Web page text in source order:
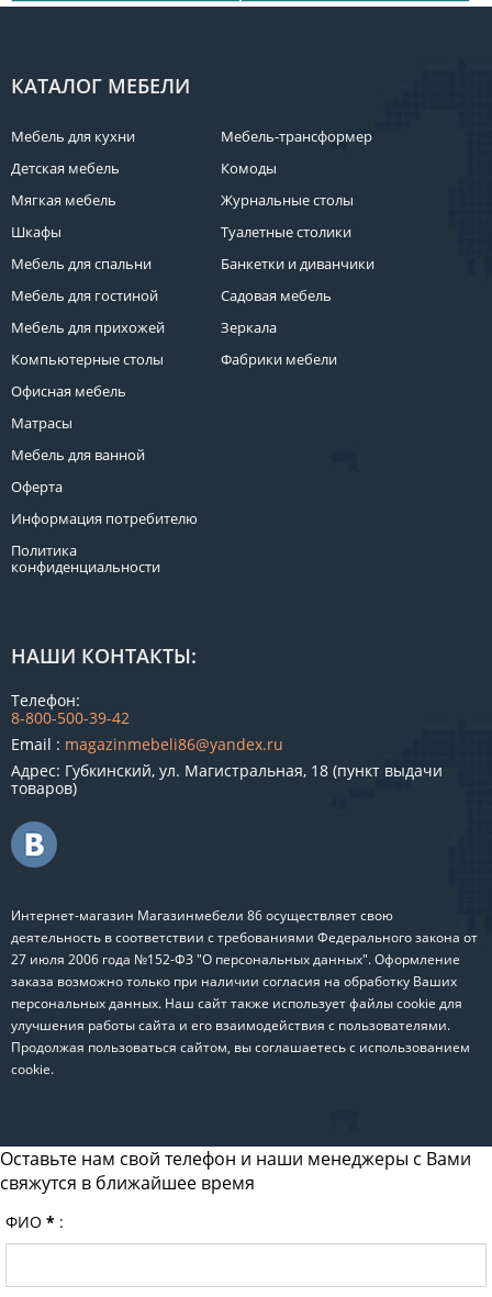
КАТАЛОГ МЕБЕЛИ
Мебель для кухни
Детская мебель
Мягкая мебель
Шкафы
Мебель для спальни
Мебель для гостиной
Мебель для прихожей
Компьютерные столы
Офисная мебель
Матрасы
Мебель для ванной
Оферта
Информация потребителю
Политика
конфиденциальности
Мебель-трансформер
Комоды
Журнальные столы
Туалетные столики
Банкетки и диванчики
Садовая мебель
Зеркала
Фабрики мебели
НАШИ КОНТАКТЫ:
Телефон:
8-800-500-39-42
Email : magazinmebeli86@yandex.ru
Адрес: Губкинский, ул. Магистральная, 18 (пункт выдачи
товаров)
Интернет-магазин Магазинмебели 86 осуществляет свою
деятельность в соответствии с требованиями Федерального закона от
27 июля 2006 года №152-ФЗ "О персональных данных". Оформление
заказа возможно только при наличии согласия на обработку Ваших
персональных данных. Наш сайт также использует файлы cookie для
улучшения работы сайта и его взаимодействия с пользователями.
Продолжая пользоваться сайтом, вы соглашаетесь с использованием
cookie.
Оставьте нам свой телефон и наши менеджеры с Вами
свяжутся в ближайшее время
ФИО * :